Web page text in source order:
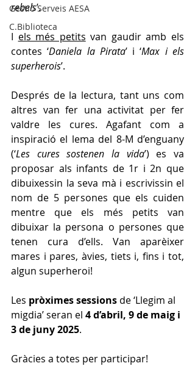
Gestió Serveis AESA
C.Biblioteca
rebels’.
I els més petits van gaudir amb els
contes ‘Daniela la Pirata’ i ‘Max i els
superherois’.
Després de la lectura, tant uns com
altres van fer una activitat per fer
valdre les cures. Agafant com a
inspiració el lema del 8-M d’enguany
(‘Les cures sostenen la vida’) es va
proposar als infants de 1r i 2n que
dibuixessin la seva mà i escrivissin el
nom de 5 persones que els cuiden
mentre que els més petits van
dibuixar la persona o persones que
tenen cura d’ells. Van aparèixer
mares i pares, àvies, tiets i, fins i tot,
algun superheroi!
Les pròximes sessions de ‘Llegim al
migdia’ seran el 4 d’abril, 9 de maig i
3 de juny 2025.
Gràcies a totes per participar!